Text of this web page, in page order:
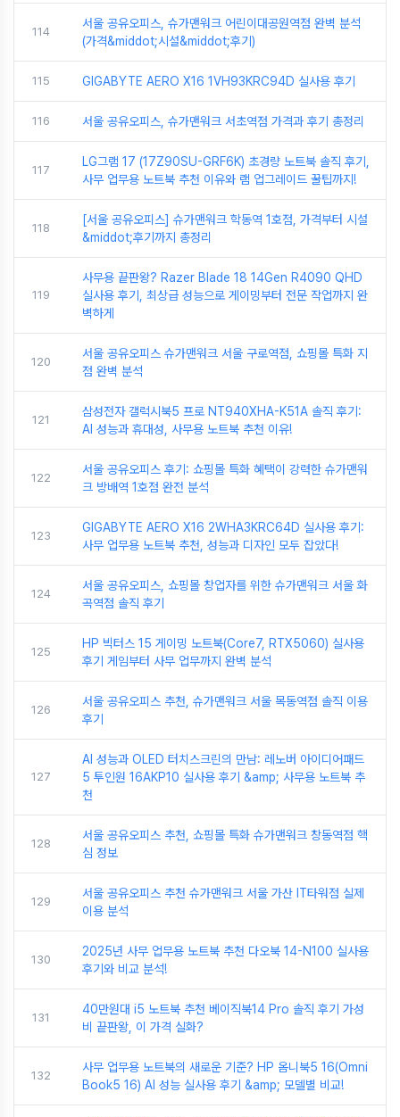
114
서울 공유오피스, 슈가맨워크 어린이대공원역점 완벽 분석
(가격&middot;시설&middot;후기)
115 GIGABYTE AERO X16 1VH93KRC94D 실사용 후기
116 서울 공유오피스, 슈가맨워크 서초역점 가격과 후기 총정리
117
LG그램 17 (17Z90SU-GRF6K) 초경량 노트북 솔직 후기,
사무 업무용 노트북 추천 이유와 램 업그레이드 꿀팁까지!
118
[서울 공유오피스] 슈가맨워크 학동역 1호점, 가격부터 시설
&middot;후기까지 총정리
119
사무용 끝판왕? Razer Blade 18 14Gen R4090 QHD
실사용 후기, 최상급 성능으로 게이밍부터 전문 작업까지 완
벽하게
120
서울 공유오피스 슈가맨워크 서울 구로역점, 쇼핑몰 특화 지
점 완벽 분석
121
삼성전자 갤럭시북5 프로 NT940XHA-K51A 솔직 후기:
AI 성능과 휴대성, 사무용 노트북 추천 이유!
122
서울 공유오피스 후기: 쇼핑몰 특화 혜택이 강력한 슈가맨워
크 방배역 1호점 완전 분석
123
GIGABYTE AERO X16 2WHA3KRC64D 실사용 후기:
사무 업무용 노트북 추천, 성능과 디자인 모두 잡았다!
124
서울 공유오피스, 쇼핑몰 창업자를 위한 슈가맨워크 서울 화
곡역점 솔직 후기
125
HP 빅터스 15 게이밍 노트북(Core7, RTX5060) 실사용
후기 게임부터 사무 업무까지 완벽 분석
126
서울 공유오피스 추천, 슈가맨워크 서울 목동역점 솔직 이용
후기
127
AI 성능과 OLED 터치스크린의 만남: 레노버 아이디어패드
5 투인원 16AKP10 실사용 후기 &amp; 사무용 노트북 추
천
128
서울 공유오피스 추천, 쇼핑몰 특화 슈가맨워크 창동역점 핵
심 정보
129
서울 공유오피스 추천 슈가맨워크 서울 가산 IT타워점 실제
이용 분석
130
2025년 사무 업무용 노트북 추천 다오북 14-N100 실사용
후기와 비교 분석!
131
40만원대 i5 노트북 추천 베이직북14 Pro 솔직 후기 가성
비 끝판왕, 이 가격 실화?
132
사무 업무용 노트북의 새로운 기준? HP 옴니북5 16(Omni
Book5 16) AI 성능 실사용 후기 &amp; 모델별 비교!